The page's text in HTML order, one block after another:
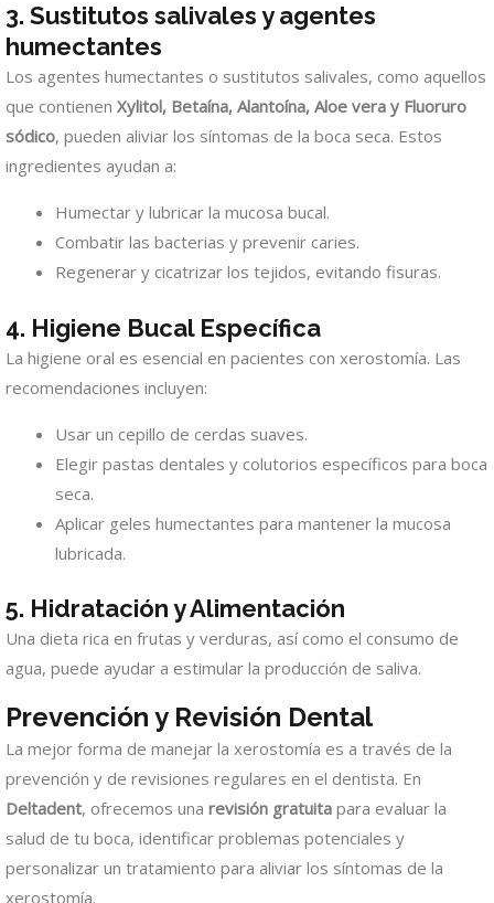
3. Sustitutos salivales y agentes
humectantes
Los agentes humectantes o sustitutos salivales, como aquellos
que contienen Xylitol, Betaína, Alantoína, Aloe vera y Fluoruro
sódico, pueden aliviar los síntomas de la boca seca. Estos
ingredientes ayudan a:
Humectar y lubricar la mucosa bucal.
Combatir las bacterias y prevenir caries.
Regenerar y cicatrizar los tejidos, evitando fisuras.
4. Higiene Bucal Específica
La higiene oral es esencial en pacientes con xerostomía. Las
recomendaciones incluyen:
Usar un cepillo de cerdas suaves.
Elegir pastas dentales y colutorios específicos para boca
seca.
Aplicar geles humectantes para mantener la mucosa
lubricada.
5. Hidratación y Alimentación
Una dieta rica en frutas y verduras, así como el consumo de
agua, puede ayudar a estimular la producción de saliva.
Prevención y Revisión Dental
La mejor forma de manejar la xerostomía es a través de la
prevención y de revisiones regulares en el dentista. En
Deltadent, ofrecemos una revisión gratuita para evaluar la
salud de tu boca, identificar problemas potenciales y
personalizar un tratamiento para aliviar los síntomas de la
xerostomía.